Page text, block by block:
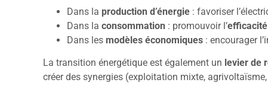
Dans la production d’énergie : favoriser
Dans la consommation : promouvoir l’
Dans les modèles économiques : encourager
La transition énergétique est également un levier de
créer des synergies (exploitation mixte,